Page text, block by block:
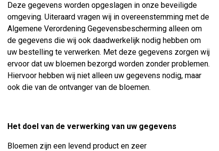
Deze gegevens worden opgeslagen in onze beveiligde
omgeving. Uiteraard vragen wij in overeenstemming met de
Algemene Verordening Gegevensbescherming alleen om
de gegevens die wij ook daadwerkelijk nodig hebben om
uw bestelling te verwerken. Met deze gegevens zorgen wij
ervoor dat uw bloemen bezorgd worden zonder problemen.
Hiervoor hebben wij niet alleen uw gegevens nodig, maar
ook die van de ontvanger van de bloemen.
Het doel van de verwerking van uw gegevens
Bloemen zijn een levend product en zeer